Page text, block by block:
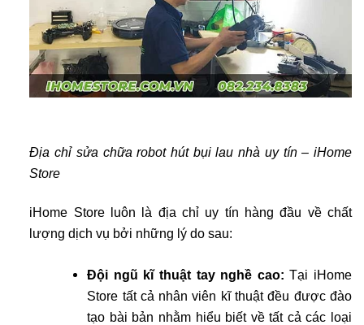
Địa chỉ sửa chữa robot hút bụi lau nhà uy tín – iHome
Store
iHome Store luôn là địa chỉ uy tín hàng đầu về chất
lượng dịch vụ bởi những lý do sau:
Đội ngũ kĩ thuật tay nghề cao: Tại iHome
Store tất cả nhân viên kĩ thuật đều được đào
tạo bài bản nhằm hiểu biết về tất cả các loại